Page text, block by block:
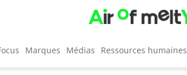
Marques Médias Ressources humaines